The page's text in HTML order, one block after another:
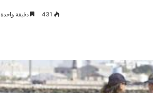
431 دقيقة واحدة